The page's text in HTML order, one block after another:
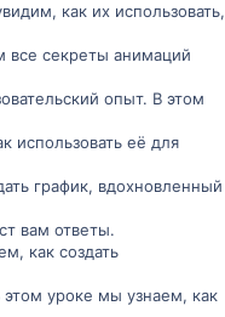
как их использовать,
все секреты анимаций
опыт. В этом
использовать её для
график, вдохновленный
вам ответы.
как создать
уроке мы узнаем, как